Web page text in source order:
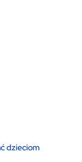
dzieciom